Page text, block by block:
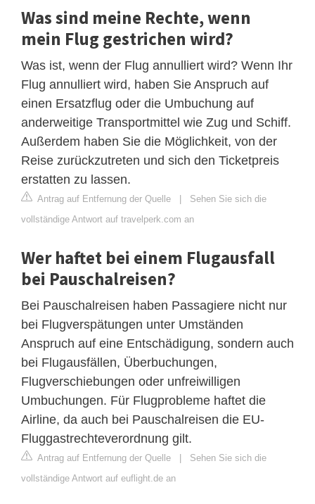
Was sind meine Rechte, wenn
mein Flug gestrichen wird?
Was ist, wenn der Flug annulliert wird? Wenn Ihr
Flug annulliert wird, haben Sie Anspruch auf
einen Ersatzflug oder die Umbuchung auf
anderweitige Transportmittel wie Zug und Schiff.
Außerdem haben Sie die Möglichkeit, von der
Reise zurückzutreten und sich den Ticketpreis
erstatten zu lassen.
Antrag auf Entfernung der Quelle | Sehen Sie sich die
vollständige Antwort auf travelperk.com an
Wer haftet bei einem Flugausfall
bei Pauschalreisen?
Bei Pauschalreisen haben Passagiere nicht nur
bei Flugverspätungen unter Umständen
Anspruch auf eine Entschädigung, sondern auch
bei Flugausfällen, Überbuchungen,
Flugverschiebungen oder unfreiwilligen
Umbuchungen. Für Flugprobleme haftet die
Airline, da auch bei Pauschalreisen die EU-
Fluggastrechteverordnung gilt.
Antrag auf Entfernung der Quelle | Sehen Sie sich die
vollständige Antwort auf euflight.de an